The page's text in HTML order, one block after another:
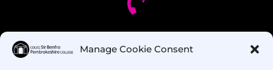
Manage Cookie Consent
Oes gennych chi gwestiynau? Ffoniwch ni!